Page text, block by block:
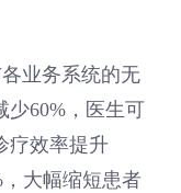
业务系统的无
少60%，医生可
疗效率提升
大幅缩短患者